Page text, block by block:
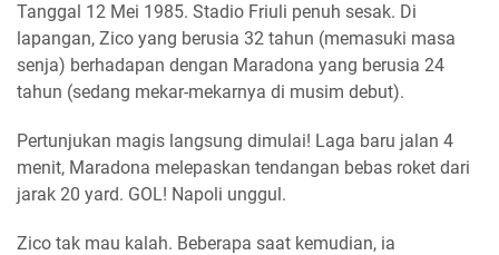
Tanggal 12 Mei 1985. Stadio Friuli penuh sesak. Di
lapangan, Zico yang berusia 32 tahun (memasuki masa
senja) berhadapan dengan Maradona yang berusia 24
tahun (sedang mekar-mekarnya di musim debut).
Pertunjukan magis langsung dimulai! Laga baru jalan 4
menit, Maradona melepaskan tendangan bebas roket dari
jarak 20 yard. GOL! Napoli unggul.
Zico tak mau kalah. Beberapa saat kemudian, ia